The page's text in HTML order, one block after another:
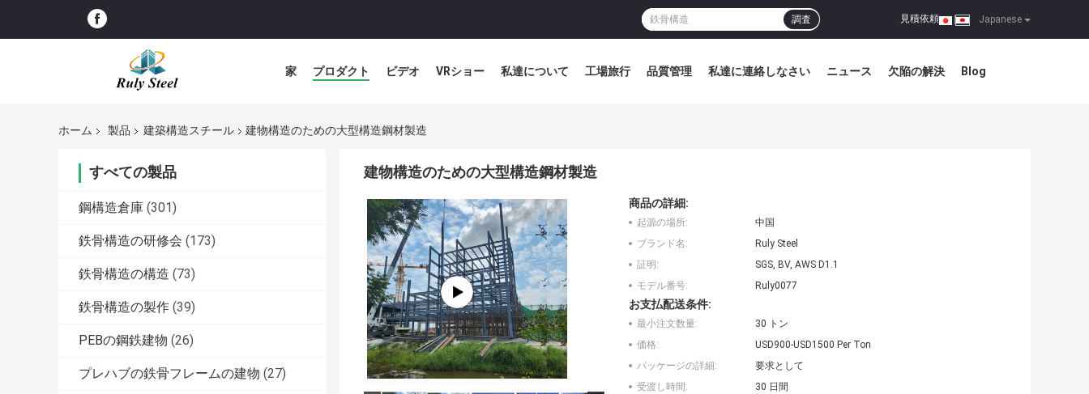
Japanese
見積依頼 |
調査
家 プロダクト ビデオ VRショー 私達について 工場旅行 品質管理 私達に連絡しなさい ニュース 欠陥の解決 Blog
ホーム 製品 建築構造スチール 建物構造のための大型構造鋼材製造
すべての製品
鋼構造倉庫 (301)
鉄骨構造の研修会 (173)
鉄骨構造の構造 (73)
鉄骨構造の製作 (39)
PEBの鋼鉄建物 (26)
プレハブの鉄骨フレームの建物 (27)
建物構造のための大型構造鋼材製造
商品の詳細:
起源の場所:
中国
ブランド名:
Ruly Steel
証明:
SGS, BV, AWS D1.1
モデル番号:
Ruly0077
お支払配送条件:
最小注文数量:
30 トン
価格:
USD900-USD1500 Per Ton
パッケージの詳細:
要求として
受渡し時間:
30 日間